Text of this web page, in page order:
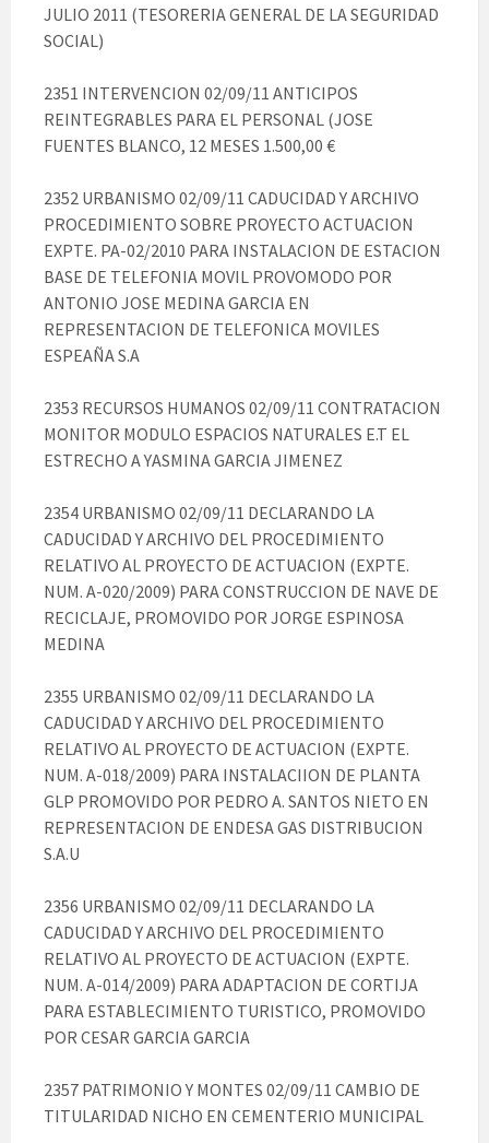
JULIO 2011 (TESORERIA GENERAL DE LA SEGURIDAD
SOCIAL)
2351 INTERVENCION 02/09/11 ANTICIPOS
REINTEGRABLES PARA EL PERSONAL (JOSE
FUENTES BLANCO, 12 MESES 1.500,00 €
2352 URBANISMO 02/09/11 CADUCIDAD Y ARCHIVO
PROCEDIMIENTO SOBRE PROYECTO ACTUACION
EXPTE. PA-02/2010 PARA INSTALACION DE ESTACION
BASE DE TELEFONIA MOVIL PROVOMODO POR
ANTONIO JOSE MEDINA GARCIA EN
REPRESENTACION DE TELEFONICA MOVILES
ESPEAÑA S.A
2353 RECURSOS HUMANOS 02/09/11 CONTRATACION
MONITOR MODULO ESPACIOS NATURALES E.T EL
ESTRECHO A YASMINA GARCIA JIMENEZ
2354 URBANISMO 02/09/11 DECLARANDO LA
CADUCIDAD Y ARCHIVO DEL PROCEDIMIENTO
RELATIVO AL PROYECTO DE ACTUACION (EXPTE.
NUM. A-020/2009) PARA CONSTRUCCION DE NAVE DE
RECICLAJE, PROMOVIDO POR JORGE ESPINOSA
MEDINA
2355 URBANISMO 02/09/11 DECLARANDO LA
CADUCIDAD Y ARCHIVO DEL PROCEDIMIENTO
RELATIVO AL PROYECTO DE ACTUACION (EXPTE.
NUM. A-018/2009) PARA INSTALACIION DE PLANTA
GLP PROMOVIDO POR PEDRO A. SANTOS NIETO EN
REPRESENTACION DE ENDESA GAS DISTRIBUCION
S.A.U
2356 URBANISMO 02/09/11 DECLARANDO LA
CADUCIDAD Y ARCHIVO DEL PROCEDIMIENTO
RELATIVO AL PROYECTO DE ACTUACION (EXPTE.
NUM. A-014/2009) PARA ADAPTACION DE CORTIJA
PARA ESTABLECIMIENTO TURISTICO, PROMOVIDO
POR CESAR GARCIA GARCIA
2357 PATRIMONIO Y MONTES 02/09/11 CAMBIO DE
TITULARIDAD NICHO EN CEMENTERIO MUNICIPAL